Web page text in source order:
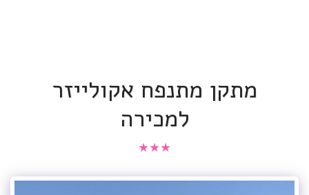
מתקן מתנפח אקולייזר
למכירה
★
★